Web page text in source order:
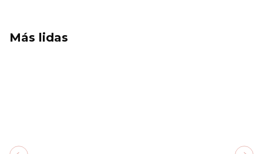
Más lidas